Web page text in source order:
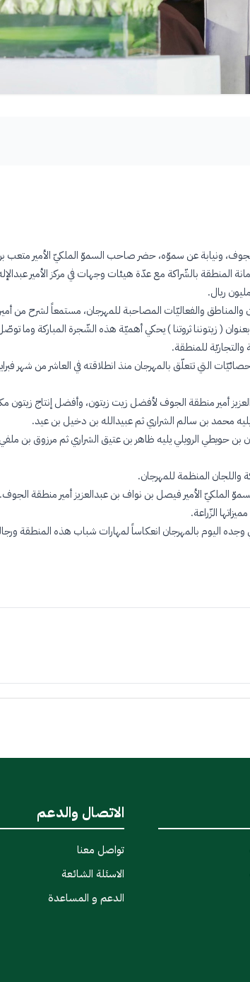
ونيابة عن سموّه، حضر صاحب السموّ الملكيّ الأمير
ريال.
والفعاليّات المصاحبة للمهرجان، مستمعاً لشرح من
( زيتوننا ثروتنا ) يحكي أهميّة هذه الشّجرة المباركة وما
للمنطقة.
أمير منطقة الجوف لأفضل زيت زيتون، وأفضل إنتاج
محمد بن سالم الشراري ثم عبيدالله بن دخيل بن عيد.
بن حويطي الرويلي يليه ظاهر بن عتيق الشراري ثم مرزوق بن
واللجان المنظمة للمهرجان.
الملكيّ الأمير فيصل بن نواف بن عبدالعزيز أمير منطقة الجوف.
الزّراعة.
اليوم بالمهرجان انعكاساً لمهارات شباب هذه المنطقة
الاتصال والدعم
تواصل معنا
الاسئلة الشائعة
الدعم و المساعدة